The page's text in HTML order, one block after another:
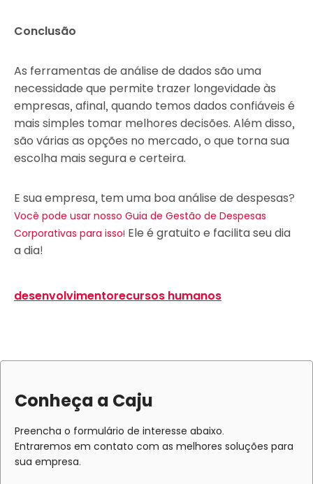
Conclusão
As ferramentas de análise de dados são uma
necessidade que permite trazer longevidade às
empresas, afinal, quando temos dados confiáveis é
mais simples tomar melhores decisões. Além disso,
são várias as opções no mercado, o que torna sua
escolha mais segura e certeira.
E sua empresa, tem uma boa análise de despesas?
Você pode usar nosso Guia de Gestão de Despesas
Corporativas para isso! Ele é gratuito e facilita seu dia
a dia!
desenvolvimentorecursos humanos
Conheça a Caju
Preencha o formulário de interesse abaixo.
Entraremos em contato com as melhores soluções para
sua empresa.